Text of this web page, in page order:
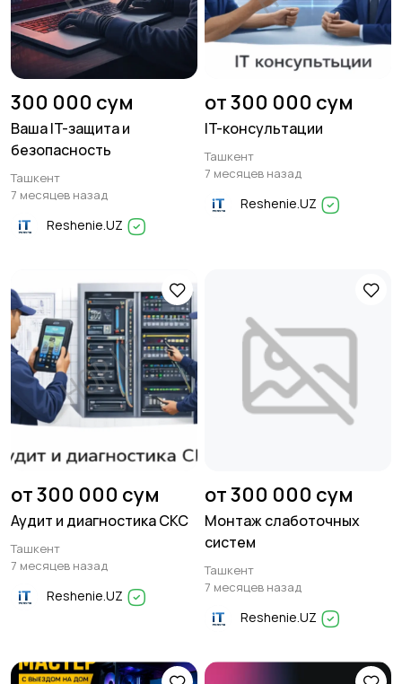
300 000 сум
Ваша IT-защита и
безопасность
Ташкент
7 месяцев назад
Reshenie.UZ
от 300 000 сум
IT-консультации
Ташкент
7 месяцев назад
Reshenie.UZ
от 300 000 сум
Аудит и диагностика СКС
Ташкент
7 месяцев назад
Reshenie.UZ
от 300 000 сум
Монтаж слаботочных
систем
Ташкент
7 месяцев назад
Reshenie.UZ